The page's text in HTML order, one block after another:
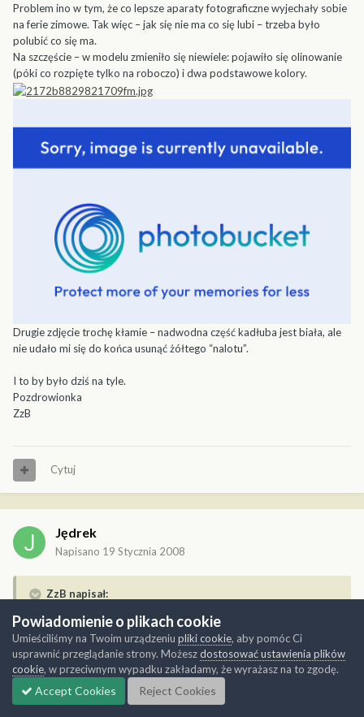
Problem ino w tym, że co lepsze aparaty fotograficzne wyjechały sobie
na ferie zimowe. Tak więc – jak się nie ma co się lubi – trzeba było
polubić co się ma.
Na szczęście – w modelu zmieniło się niewiele: pojawiło się olinowanie
(póki co rozpięte tylko na roboczo) i dwa podstawowe kolory.
Drugie zdjęcie trochę kłamie – nadwodna część kadłuba jest biała, ale
nie udało mi się do końca usunąć żółtego “nalotu”.
I to by było dziś na tyle.
Pozdrowionka
ZzB
Cytuj
Jędrek
Napisano 19 Stycznia 2008
ZzB napisał:
w modelu zmieniło się niewiele: pojawiło się olinowanie
niby niewiele ale za to jak imponująco wygląda, jestem fanem Twojej
relacji
Jędrek
Powiadomienie o plikach cookie
Umieściliśmy na Twoim urządzeniu pliki cookie, aby pomóc Ci
usprawnić przeglądanie strony. Możeszdostosować ustawienia plików
cookie, w przeciwnym wypadku zakładamy, że wyrażasz na to zgodę.
Accept Cookies Reject Cookies